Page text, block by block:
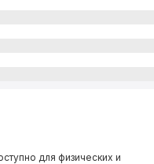
для физических и